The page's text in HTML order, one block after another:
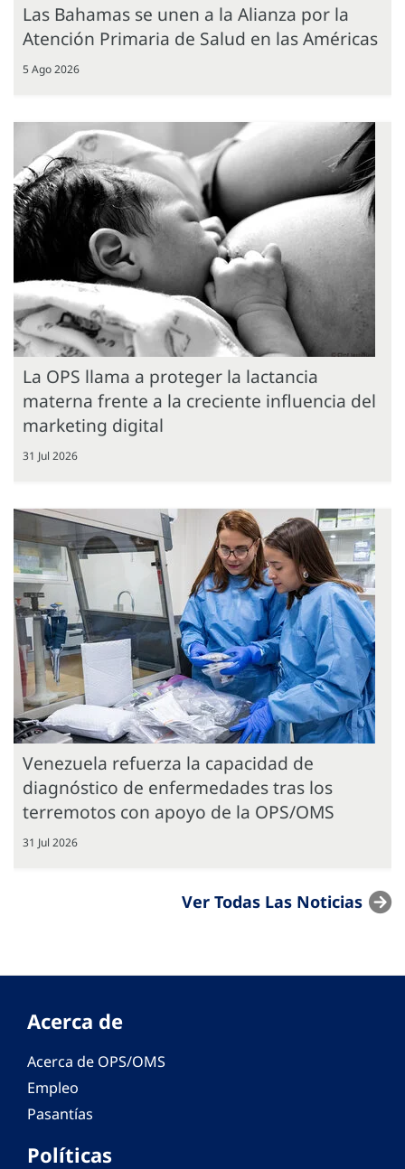
Las Bahamas se unen a la Alianza por la
Atención Primaria de Salud en las Américas
5 Ago 2026
La OPS llama a proteger la lactancia
materna frente a la creciente influencia del
marketing digital
31 Jul 2026
Venezuela refuerza la capacidad de
diagnóstico de enfermedades tras los
terremotos con apoyo de la OPS/OMS
31 Jul 2026
Ver Todas Las Noticias
Acerca de
Acerca de OPS/OMS
Empleo
Pasantías
Políticas